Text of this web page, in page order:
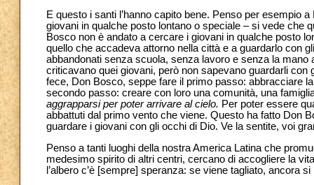
E questo i santi l’hanno capito bene. Penso per esempio
giovani in qualche posto lontano o speciale – si vede che
Bosco non è andato a cercare i giovani in qualche posto
quello che accadeva attorno nella città e a guardarlo con
abbandonati senza scuola, senza lavoro e senza la
criticavano quei giovani, però non sapevano guardarli
fece, Don Bosco, seppe fare il primo passo: abbracciare
secondo passo: creare con loro una comunità, una
aggrapparsi per poter arrivare al cielo. Per poter essere
abbattuti dal primo vento che viene. Questo ha fatto Don
guardare i giovani con gli occhi di Dio. Ve la sentite, voi
Penso a tanti luoghi della nostra America Latina che
medesimo spirito di altri centri, cercano di accogliere la
l’albero c’è [sempre] speranza: se viene tagliato, ancora